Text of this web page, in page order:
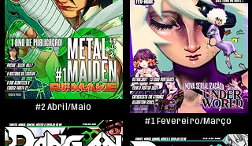
#2 Abril/Maio
#1 Fevereiro/Março